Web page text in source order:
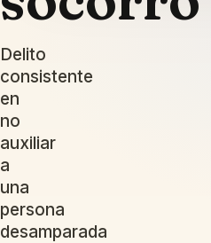
Delito
consistente
en
no
auxiliar
a
una
persona
desamparada